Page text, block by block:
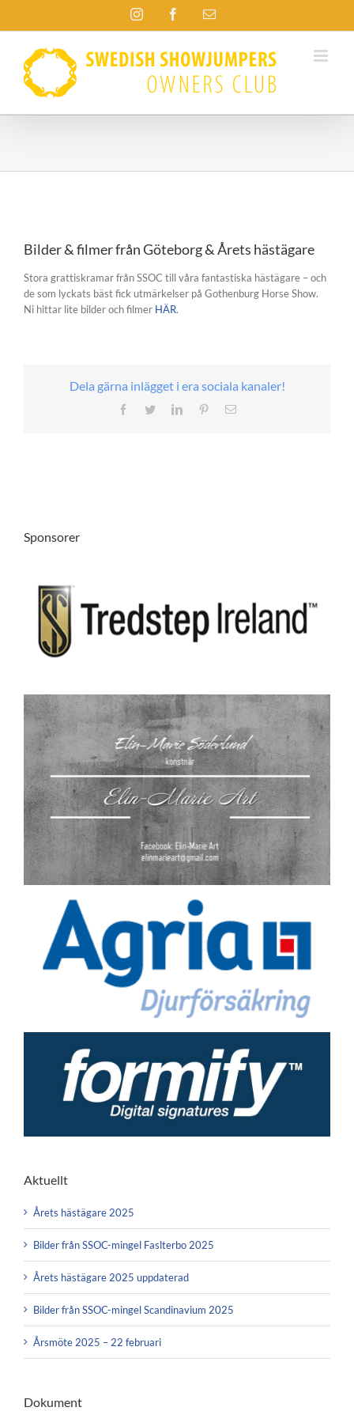
InstagramFacebook
E-
bild
Bilder & filmer från Göteborg & Årets hästägare
Stora grattiskramar från SSOC till våra fantastiska hästägare – och
de som lyckats bäst fick utmärkelser på Gothenburg Horse Show.
Ni hittar lite bilder och filmer HÄR.
Dela gärna inlägget i era sociala kanaler!
FacebookTwitterLinkedInPinterest
Sponsorer
Aktuellt
Årets hästägare 2025
Bilder från SSOC-mingel Faslterbo 2025
Årets hästägare 2025 uppdaterad
Bilder från SSOC-mingel Scandinavium 2025
Årsmöte 2025 – 22 februari
Dokument